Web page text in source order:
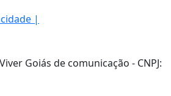
|
Goiás de comunicação - CNPJ: